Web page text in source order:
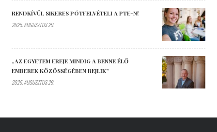
RENDKÍVÜL SIKERES PÓTFELVÉTELI A PTE-N!
2025. AUGUSZTUS 29.
„AZ EGYETEM EREJE MINDIG A BENNE ÉLŐ
EMBEREK KÖZÖSSÉGÉBEN REJLIK”
2025. AUGUSZTUS 29.